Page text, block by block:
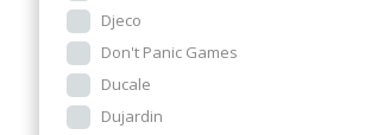
Djeco
Don't Panic Games
Ducale
Dujardin